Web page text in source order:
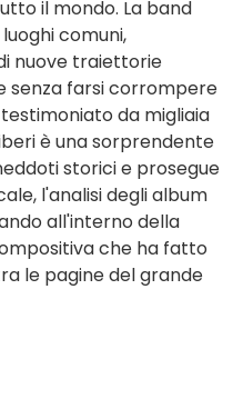
il mondo. La band
comuni,
nuove traiettorie
senza farsi corrompere
da migliaia
è una sorprendente
storici e prosegue
l'analisi degli album
all'interno della
che ha fatto
le pagine del grande